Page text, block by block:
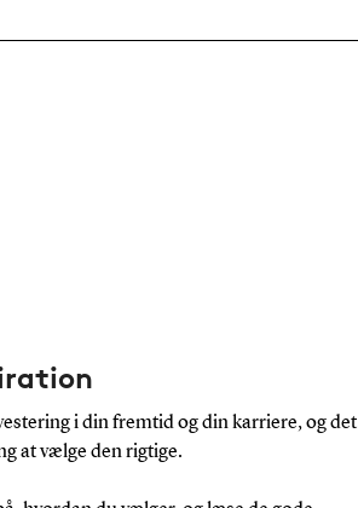
i din fremtid og din karriere, og det
at vælge den rigtige.